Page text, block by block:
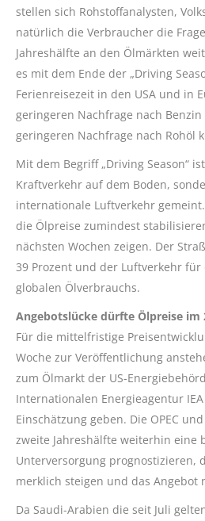
stellen sich Rohstoffanalysten,
natürlich die Verbraucher die
Jahreshälfte an den Ölmärkten
es mit dem Ende der „Driving
Ferienreisezeit in den USA und in
geringeren Nachfrage nach
geringeren Nachfrage nach Rohöl
Mit dem Begriff „Driving Season“
Kraftverkehr auf dem Boden,
internationale Luftverkehr
die Ölpreise zumindest
nächsten Wochen zeigen. Der
39 Prozent und der Luftverkehr für
globalen Ölverbrauchs.
Angebotslücke dürfte Ölpreise im
Für die mittelfristige
Woche zur Veröffentlichung
zum Ölmarkt der US-
Internationalen Energieagentur
Einschätzung geben. Die OPEC
zweite Jahreshälfte weiterhin eine
Unterversorgung prognostizieren,
merklich steigen und das
Da Saudi-Arabien die seit Juli